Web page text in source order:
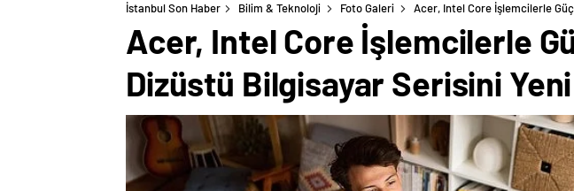
İstanbul Son Haber Bilim & Teknoloji Foto Galeri Acer, Intel Core İşlemcilerle
Acer, Intel Core İşlemcilerle
Dizüstü Bilgisayar Serisini